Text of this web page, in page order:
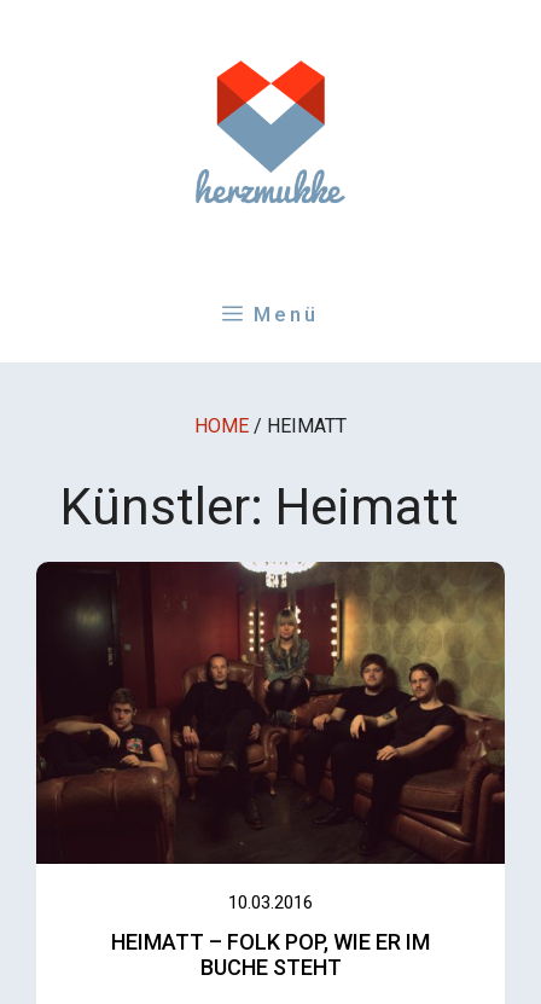
Menü
HOME / HEIMATT
Künstler: Heimatt
10.03.2016
HEIMATT – FOLK POP, WIE ER IM
BUCHE STEHT